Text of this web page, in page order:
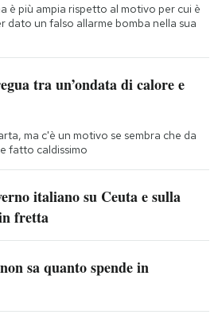
è più ampia rispetto al motivo per cui è
dato un falso allarme bomba nella sua
tra un’ondata di calore e
ma c'è un motivo se sembra che da
fatto caldissimo
italiano su Ceuta e sulla
fretta
sa quanto spende in